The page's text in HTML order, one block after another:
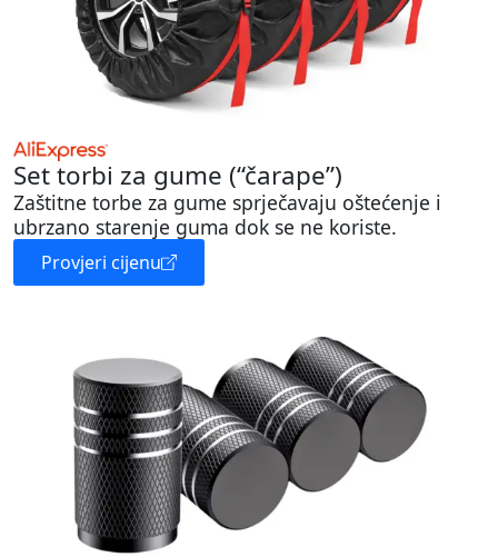
Set torbi za gume (“čarape”)
Zaštitne torbe za gume sprječavaju oštećenje i
ubrzano starenje guma dok se ne koriste.
Provjeri cijenu